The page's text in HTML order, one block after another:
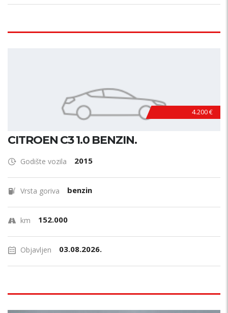
4.200 €
CITROEN C3 1.0 BENZIN.
Godište vozila 2015
Vrsta goriva benzin
km 152.000
Objavljen 03.08.2026.